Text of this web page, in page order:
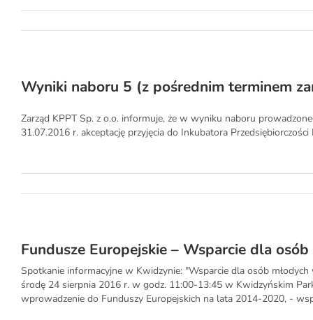
Wyniki naboru 5 (z pośrednim terminem
Zarząd KPPT Sp. z o.o. informuje, że w wyniku naboru
31.07.2016 r. akceptację przyjęcia do Inkubatora
Fundusze Europejskie – Wsparcie dla
Spotkanie informacyjne w Kwidzynie: "Wsparcie dla osób
środę 24 sierpnia 2016 r. w godz. 11:00-13:45 w Kwidzyńskim
wprowadzenie do Funduszy Europejskich na lata 2014-2020, -